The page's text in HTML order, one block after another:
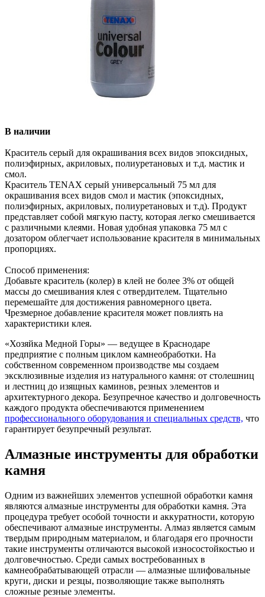
В наличии
Краситель серый для окрашивания всех видов эпоксидных,
полиэфирных, акриловых, полиуретановых и т.д. мастик и
смол.
Краситель TENAX серый универсальный 75 мл для
окрашивания всех видов смол и мастик (эпоксидных,
полиэфирных, акриловых, полиуретановых и т.д). Продукт
представляет собой мягкую пасту, которая легко смешивается
с различными клеями. Новая удобная упаковка 75 мл с
дозатором облегчает использование красителя в минимальных
пропорциях.
Способ применения:
Добавьте краситель (колер) в клей не более 3% от общей
массы до смешивания клея с отвердителем. Тщательно
перемешайте для достижения равномерного цвета.
Чрезмерное добавление красителя может повлиять на
характеристики клея.
«Хозяйка Медной Горы» — ведущее в Краснодаре
предприятие с полным циклом камнеобработки. На
собственном современном производстве мы создаем
эксклюзивные изделия из натурального камня: от столешниц
и лестниц до изящных каминов, резных элементов и
архитектурного декора. Безупречное качество и долговечность
каждого продукта обеспечиваются применением
профессионального оборудования и специальных средств, что
гарантирует безупречный результат.
Алмазные инструменты для обработки
камня
Одним из важнейших элементов успешной обработки камня
являются алмазные инструменты для обработки камня. Эта
процедура требует особой точности и аккуратности, которую
обеспечивают алмазные инструменты. Алмаз является самым
твердым природным материалом, и благодаря его прочности
такие инструменты отличаются высокой износостойкостью и
долговечностью. Среди самых востребованных в
камнеобрабатывающей отрасли — алмазные шлифовальные
круги, диски и резцы, позволяющие также выполнять
сложные резные элементы.